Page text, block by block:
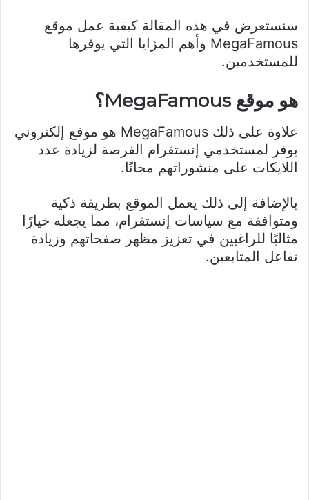
سنستعرض في هذه المقالة كيفية عمل موقع
MegaFamous وأهم المزايا التي يوفرها
للمستخدمين.
هو موقع MegaFamous؟
علاوة على ذلك MegaFamous هو موقع إلكتروني
يوفر لمستخدمي إنستقرام الفرصة لزيادة عدد
اللايكات على منشوراتهم مجانًا.
بالإضافة إلى ذلك يعمل الموقع بطريقة ذكية
ومتوافقة مع سياسات إنستقرام، مما يجعله خيارًا
مثاليًا للراغبين في تعزيز مظهر صفحاتهم وزيادة
تفاعل المتابعين.